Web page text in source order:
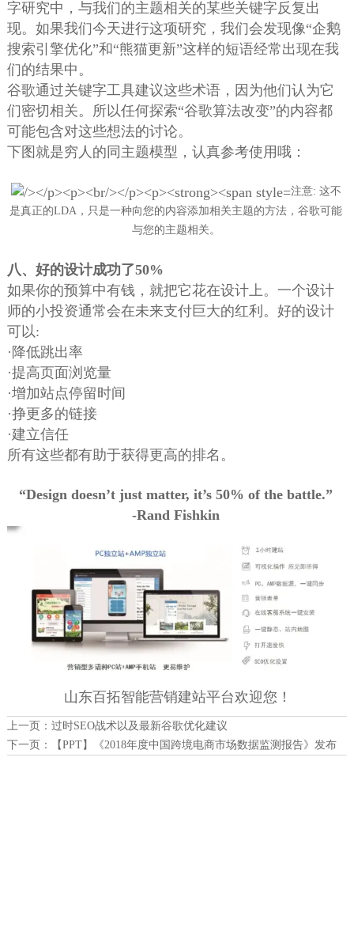
字研究中，与我们的主题相关的某些关键字反复出
现。如果我们今天进行这项研究，我们会发现像“企鹅
搜索引擎优化”和“熊猫更新”这样的短语经常出现在我
们的结果中。
谷歌通过关键字工具建议这些术语，因为他们认为它
们密切相关。所以任何探索“谷歌算法改变”的内容都
可能包含对这些想法的讨论。
下图就是穷人的同主题模型，认真参考使用哦：
注意: 这不
是真正的LDA，只是一种向您的内容添加相关主题的方法，谷歌可能
与您的主题相关。
八、好的设计成功了50%
如果你的预算中有钱，就把它花在设计上。一个设计
师的小投资通常会在未来支付巨大的红利。好的设计
可以:
·降低跳出率
·提高页面浏览量
·增加站点停留时间
·挣更多的链接
·建立信任
所有这些都有助于获得更高的排名。
“Design doesn’t just matter, it’s 50% of the battle.”
-Rand Fishkin
山东百拓智能营销建站平台欢迎您！
上一页： 过时SEO战术以及最新谷歌优化建议
下一页：
【PPT】《2018年度中国跨境电商市场数据监测报告》发布